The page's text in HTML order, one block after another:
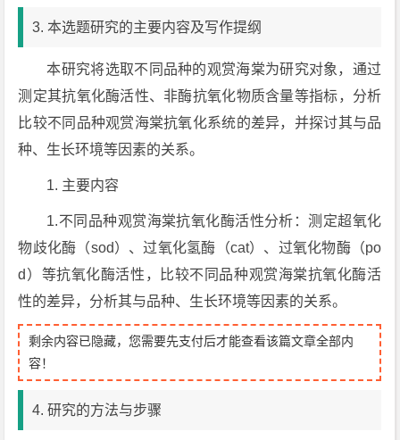
3. 本选题研究的主要内容及写作提纲
本研究将选取不同品种的观赏海棠为研究对象，通过
测定其抗氧化酶活性、非酶抗氧化物质含量等指标，分析
比较不同品种观赏海棠抗氧化系统的差异，并探讨其与品
种、生长环境等因素的关系。
1. 主要内容
1.不同品种观赏海棠抗氧化酶活性分析：测定超氧化
物歧化酶（sod）、过氧化氢酶（cat）、过氧化物酶（po
d）等抗氧化酶活性，比较不同品种观赏海棠抗氧化酶活
性的差异，分析其与品种、生长环境等因素的关系。
剩余内容已隐藏，您需要先支付后才能查看该篇文章全部内
容！
4. 研究的方法与步骤